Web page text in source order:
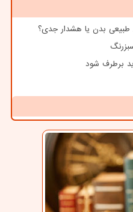
طبیعی بدن یا هشدار جدی؟
برطرف شود